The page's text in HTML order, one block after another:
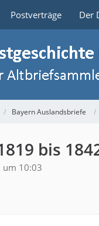
Postverträge Der
Bayern Auslandsbriefe
bis
um 10:03